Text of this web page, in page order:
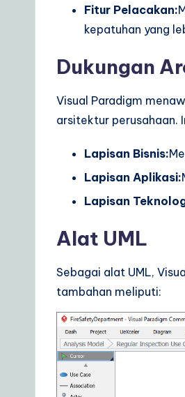
Fitur Pelacakan:
kepatuhan yang
Dukungan
Visual Paradigm
arsitektur perusahaan.
Lapisan Bisnis:
Lapisan Aplikasi:
Lapisan
Alat UML
Sebagai alat UML,
tambahan meliputi: